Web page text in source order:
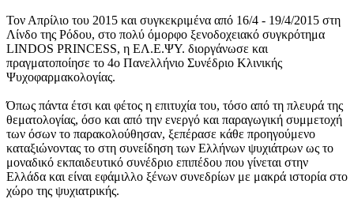
Τον Απρίλιο του 2015 και συγκεκριμένα από 16/4 - 19/4/2015 στη
Λίνδο της Ρόδου, στο πολύ όμορφο ξενοδοχειακό συγκρότημα
LINDOS PRINCESS, η ΕΛ.Ε.ΨΥ. διοργάνωσε και
πραγματοποίησε το 4ο Πανελλήνιο Συνέδριο Κλινικής
Ψυχοφαρμακολογίας.
Όπως πάντα έτσι και φέτος η επιτυχία του, τόσο από τη πλευρά της
θεματολογίας, όσο και από την ενεργό και παραγωγική συμμετοχή
των όσων το παρακολούθησαν, ξεπέρασε κάθε προηγούμενο
καταξιώνοντας το στη συνείδηση των Ελλήνων ψυχιάτρων ως το
μοναδικό εκπαιδευτικό συνέδριο επιπέδου που γίνεται στην
Ελλάδα και είναι εφάμιλλο ξένων συνεδρίων με μακρά ιστορία στο
χώρο της ψυχιατρικής.